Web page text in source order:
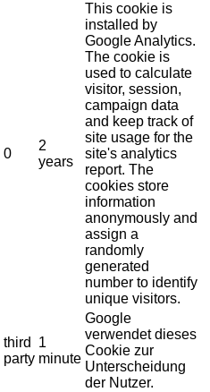
0
2
years
This cookie is
installed by
Google Analytics.
The cookie is
used to calculate
visitor, session,
campaign data
and keep track of
site usage for the
site's analytics
report. The
cookies store
information
anonymously and
assign a
randomly
generated
number to identify
unique visitors.
third
party
1
minute
Google
verwendet dieses
Cookie zur
Unterscheidung
der Nutzer.